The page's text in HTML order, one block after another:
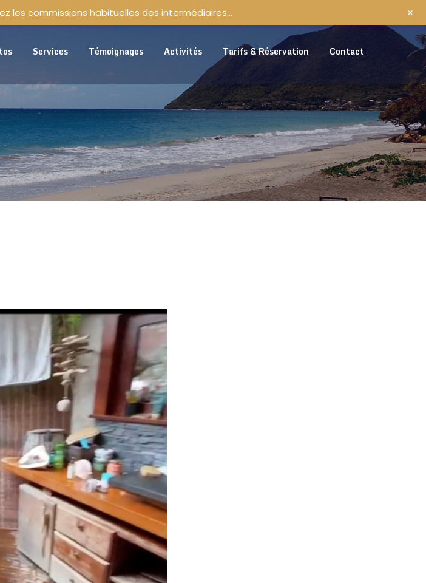
Services Témoignages Activités Tarifs & Réservation Contact
les commissions habituelles des intermédiaires… +